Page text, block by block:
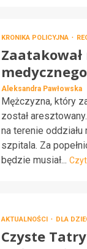
KRONIKA POLICYJNA
Aleksandra Pawłowska
Mężczyzna, który
został
na terenie
szpitala. Za
będzie musiał...
AKTUALNOŚCI DLA
Czyste